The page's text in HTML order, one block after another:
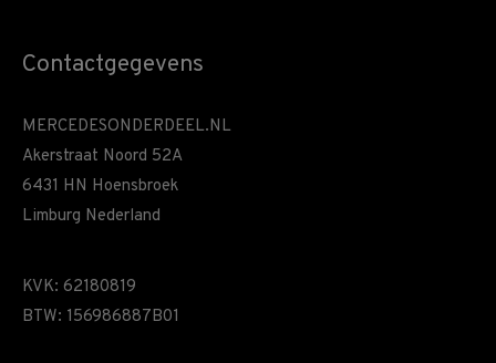
Contactgegevens
MERCEDESONDERDEEL.NL
Akerstraat Noord 52A
6431 HN Hoensbroek
Limburg Nederland
KVK: 62180819
BTW: 156986887B01